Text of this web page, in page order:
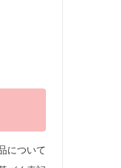
について